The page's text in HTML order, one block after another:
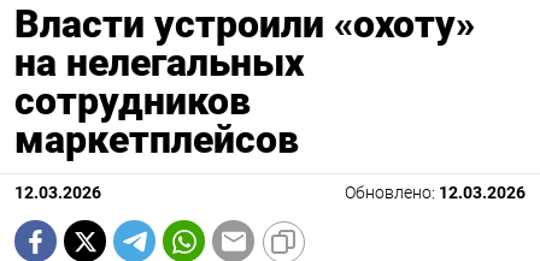
Власти устроили «охоту»
на нелегальных
сотрудников
маркетплейсов
12.03.2026 Обновлено: 12.03.2026